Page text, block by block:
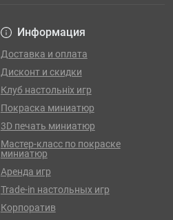
Информация
Доставка и оплата
Дисконт и скидки
Клуб настольніх игр
Покраска миниатюр
3D печать миниатюр
Мастер-класс по покраске
миниатюр
Аренда игр
Trade-in настольных игр
Корпоратив